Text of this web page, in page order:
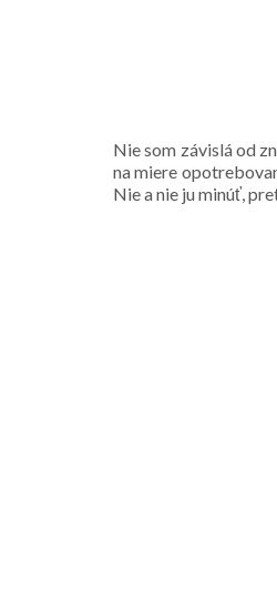
Nie som závislá od
na miere
Nie a nie ju minúť,